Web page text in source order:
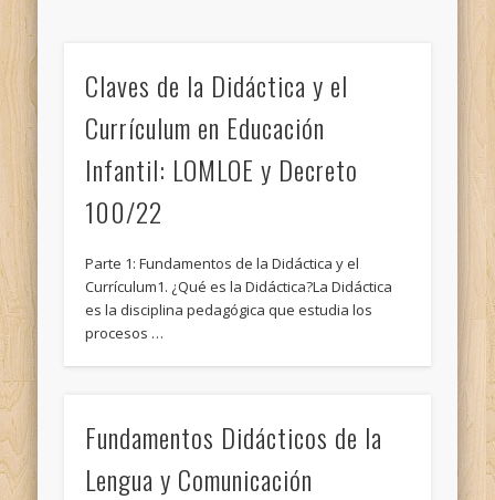
Claves de la Didáctica y el
Currículum en Educación
Infantil: LOMLOE y Decreto
100/22
Parte 1: Fundamentos de la Didáctica y el
Currículum1. ¿Qué es la Didáctica?La Didáctica
es la disciplina pedagógica que estudia los
procesos …
Fundamentos Didácticos de la
Lengua y Comunicación